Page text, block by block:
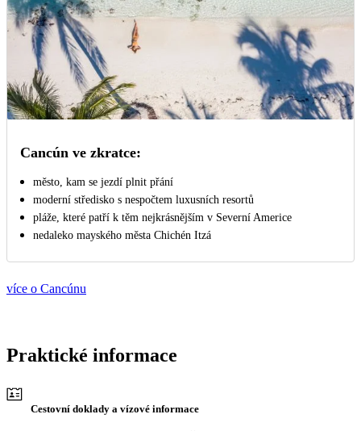
Cancún ve zkratce:
město, kam se jezdí plnit přání
moderní středisko s nespočtem luxusních resortů
pláže, které patří k těm nejkrásnějším v Severní Americe
nedaleko mayského města Chichén Itzá
více o Cancúnu
Praktické informace
Cestovní doklady a vízové informace